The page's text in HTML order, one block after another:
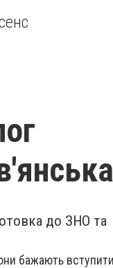
до ЗНО та
бажають